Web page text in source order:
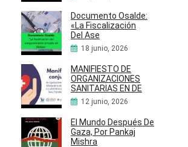
Documento Osalde:
«La Fiscalización
Del Ase
18 junio, 2026
MANIFIESTO DE
ORGANIZACIONES
SANITARIAS EN DE
12 junio, 2026
El Mundo Después De
Gaza, Por Pankaj
Mishra